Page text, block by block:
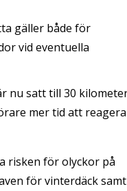
gäller både för
vid eventuella
nu satt till 30
mer tid att reagera
risken för olyckor på
för vinterdäck samt